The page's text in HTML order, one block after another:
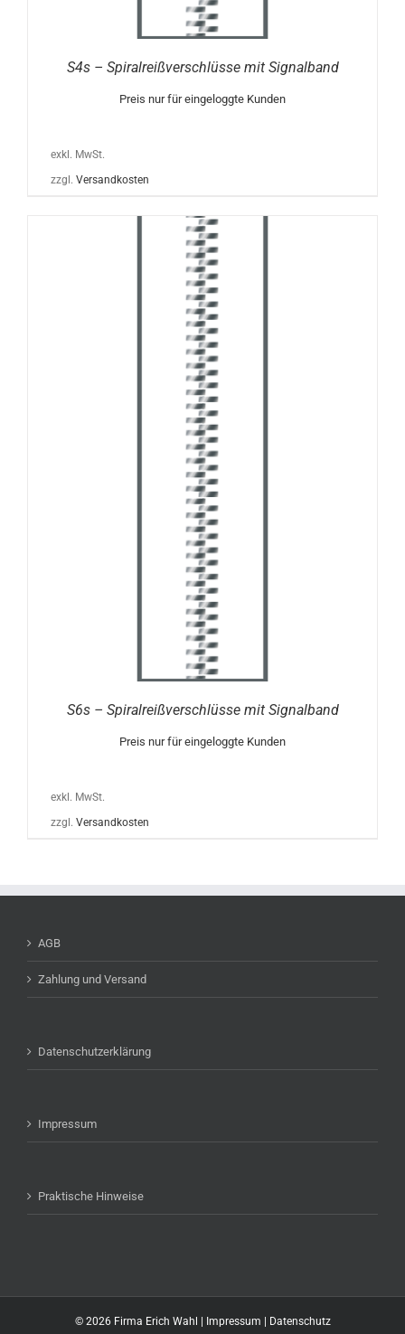
S4s – Spiralreißverschlüsse mit Signalband
Preis nur für eingeloggte Kunden
exkl. MwSt.
zzgl. Versandkosten
S6s – Spiralreißverschlüsse mit Signalband
Preis nur für eingeloggte Kunden
exkl. MwSt.
zzgl. Versandkosten
AGB
Zahlung und Versand
Datenschutzerklärung
Impressum
Praktische Hinweise
© 2026 Firma Erich Wahl | Impressum Datenschutz